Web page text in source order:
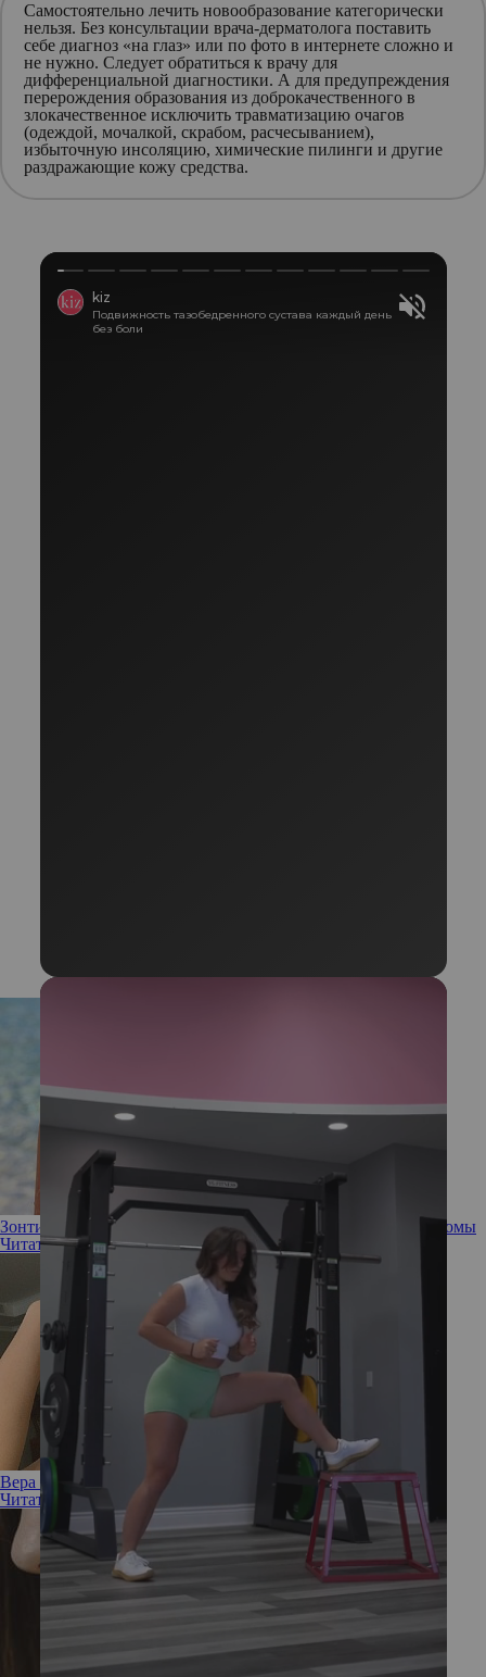
Самостоятельно лечить новообразование категорически
нельзя. Без консультации врача-дерматолога поставить
себе диагноз «на глаз» или по фото в интернете сложно и
не нужно. Следует обратиться к врачу для
дифференциальной диагностики. А для предупреждения
перерождения образования из доброкачественного в
злокачественное исключить травматизацию очагов
(одеждой, мочалкой, скрабом, расчесыванием),
избыточную инсоляцию, химические пилинги и другие
раздражающие кожу средства.
Зонтик для родинки: лучшие способы профилактики меланомы
Читать полностью
Вера Брежнева удалила свою знаменитую родинку
Читать полностью